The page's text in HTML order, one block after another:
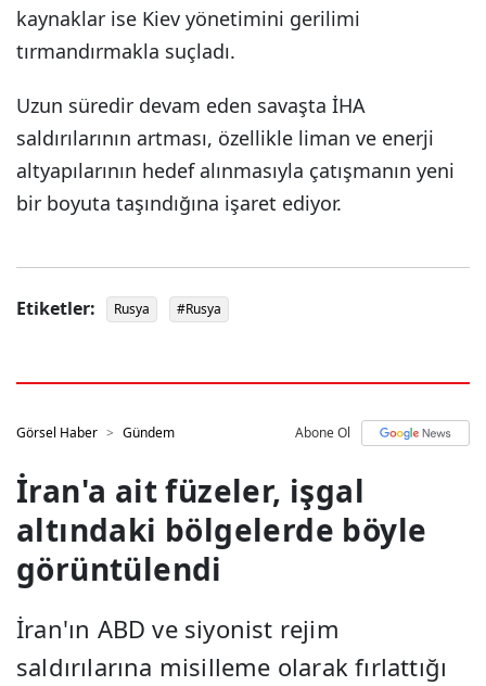
kaynaklar ise Kiev yönetimini gerilimi
tırmandırmakla suçladı.
Uzun süredir devam eden savaşta İHA
saldırılarının artması, özellikle liman ve enerji
altyapılarının hedef alınmasıyla çatışmanın yeni
bir boyuta taşındığına işaret ediyor.
Etiketler: Rusya #Rusya
Görsel Haber Gündem Abone Ol
İran'a ait füzeler, işgal
altındaki bölgelerde böyle
görüntülendi
İran'ın ABD ve siyonist rejim
saldırılarına misilleme olarak fırlattığı